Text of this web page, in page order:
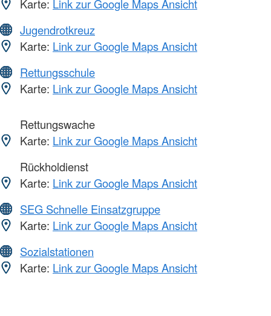
Karte: Link zur Google Maps Ansicht
Jugendrotkreuz
Karte: Link zur Google Maps Ansicht
Rettungsschule
Karte: Link zur Google Maps Ansicht
Rettungswache
Karte: Link zur Google Maps Ansicht
Rückholdienst
Karte: Link zur Google Maps Ansicht
SEG Schnelle Einsatzgruppe
Karte: Link zur Google Maps Ansicht
Sozialstationen
Karte: Link zur Google Maps Ansicht